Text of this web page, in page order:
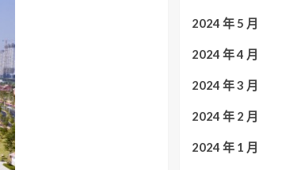
2024 年 5 月
2024 年 4 月
2024 年 3 月
2024 年 2 月
2024 年 1 月